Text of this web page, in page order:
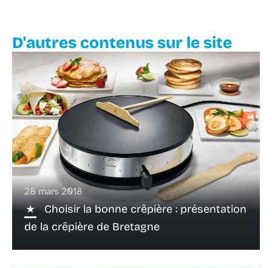
D'autres contenus sur le site
28 mars 2018
Choisir la bonne crêpière : présentation
de la crêpière de Bretagne